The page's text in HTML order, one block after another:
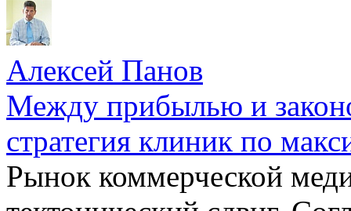
Алексей Панов
Между прибылью и
стратегия клиник по
Рынок коммерческой